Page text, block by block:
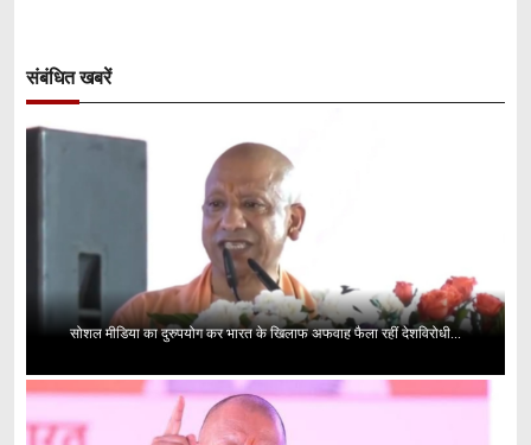
संबंधित खबरें
सोशल मीडिया का दुरुपयोग कर भारत के खिलाफ अफवाह फैला रहीं देशविरोधी...